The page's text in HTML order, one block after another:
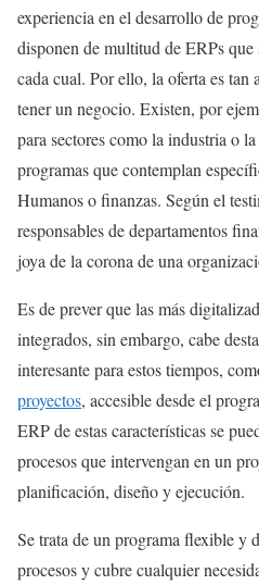
experiencia en el desarrollo de
disponen de multitud de ERPs que
cada cual. Por ello, la oferta es tan
tener un negocio. Existen, por
para sectores como la industria o
programas que contemplan
Humanos o finanzas. Según el
responsables de departamentos
joya de la corona de una
Es de prever que las más
integrados, sin embargo, cabe
interesante para estos tiempos,
proyectos, accesible desde el
ERP de estas características se
procesos que intervengan en un
planificación, diseño y ejecución.
Se trata de un programa flexible y
procesos y cubre cualquier